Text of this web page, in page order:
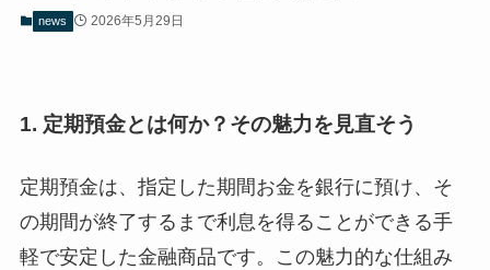
news 2026年5月29日
1. 定期預金とは何か？その魅力を見直そう
定期預金は、指定した期間お金を銀行に預け、そ
の期間が終了するまで利息を得ることができる手
軽で安定した金融商品です。この魅力的な仕組み